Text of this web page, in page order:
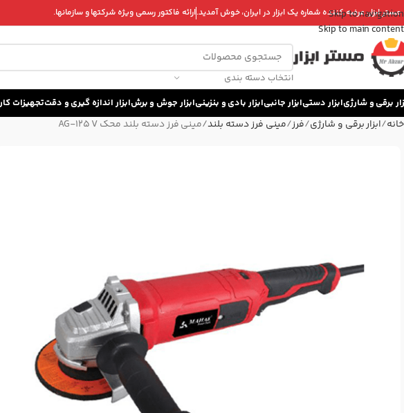
Skip to navigation
Skip to main content
مستر ابزار، عرضه کننده شماره یک ابزار در ایران، خوش آمدید.ارائه فاکتور رسمی ویژه شرکتها و سازمانها.
انتخاب دسته بندی
برقی و شارژیابزار دستیابزار جانبیابزار بادی و بنزینیابزار جوش و برشابزار اندازه گيری و دقتتجهیزات
خانه ابزار برقی و شارژی فرز مینی فرز دسته بلند مینی فرز دسته بلند محک AG-125 V